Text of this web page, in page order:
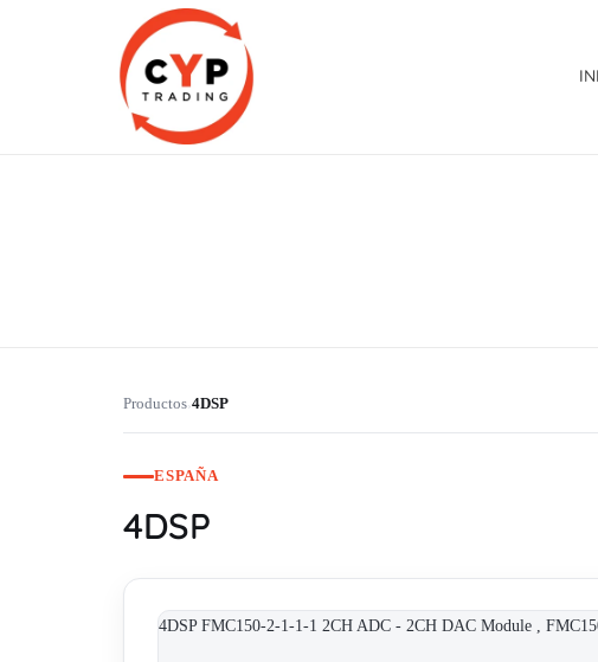
Productos›4DSP
ESPAÑA
4DSP
4DSP FMC150-2-1-1-1 2CH ADC - 2CH DAC Module ,